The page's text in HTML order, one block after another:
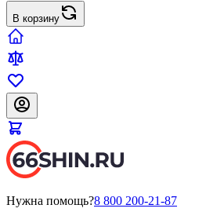
В корзину
Нужна помощь?8 800 200-21-87